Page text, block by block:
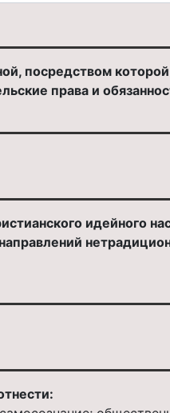
посредством
права и
идейного